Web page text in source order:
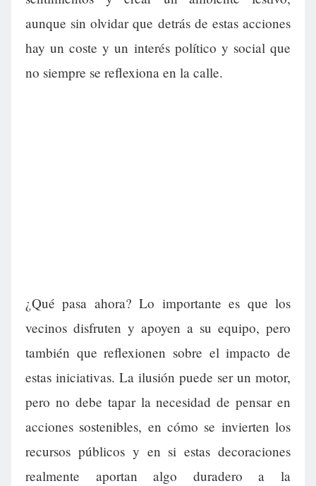
aunque sin olvidar que detrás de estas acciones
hay un coste y un interés político y social que
no siempre se reflexiona en la calle.
¿Qué pasa ahora? Lo importante es que los
vecinos disfruten y apoyen a su equipo, pero
también que reflexionen sobre el impacto de
estas iniciativas. La ilusión puede ser un motor,
pero no debe tapar la necesidad de pensar en
acciones sostenibles, en cómo se invierten los
recursos públicos y en si estas decoraciones
realmente aportan algo duradero a la